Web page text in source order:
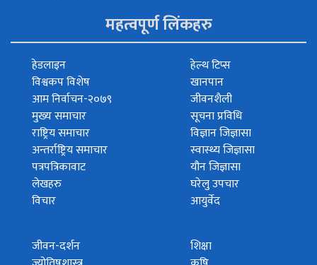
महत्वपूर्ण लिंकहरु
हेडलाइन
विश्वकप विशेष
आम निर्वाचन-२०७९
मुख्य समाचार
राष्ट्रिय समाचार
अन्तर्राष्ट्रिय समाचार
पत्रपत्रिकावाट
लेखहरु
विचार
हेल्थ टिप्स
खानपान
जीवनशैली
सूचना प्रविधि
विज्ञान जिज्ञासा
स्वास्थ्य जिज्ञासा
यौन जिज्ञासा
घरेलु उपचार
आयुर्वेद
जीवन-दर्शन
शिक्षा